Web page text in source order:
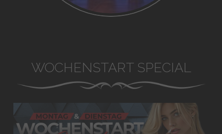
WOCHENSTART SPECIAL